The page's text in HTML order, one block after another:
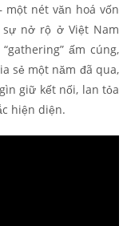
một nét văn hoá vốn
nở rộ ở Việt Nam
ấm cúng,
sẻ một năm đã qua,
giữ kết nối, lan tỏa
hiện diện.